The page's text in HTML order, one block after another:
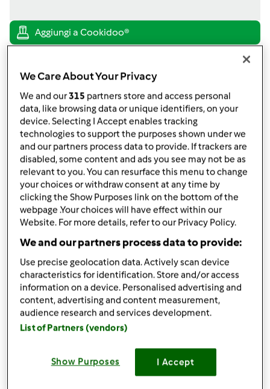
published: 16-08-2018
Aggiungi alle mie raccolte
condividi la ricetta
Crea variante
Ingredienti
SUGO ROSSO AL SALMONE
Sugo
30grammiolio extravergine di oliva
1spicchioaglio
trancio di salmone fresco,Tagliato a dadini
cucchiainosale fino
We Care About Your Privacy
We and our315 partners store and access personal
data, like browsing data or unique identifiers, on your
device. Selecting I Accept enables tracking
technologies to support the purposes shown under we
and our partners process data to provide. If trackers are
disabled, some content and ads you see may not be as
relevant to you. You can resurface this menu to change
your choices or withdraw consent at any time by
clicking the Show Purposes link on the bottom of the
webpage .Your choices will have effect within our
Website. For more details, refer to our Privacy Policy.
We and our partners process data to provide:
Use precise geolocation data. Actively scan device
characteristics for identification. Store and/or access
information on a device. Personalised advertising and
content, advertising and content measurement,
audience research and services development.
List of Partners (vendors)
Show Purposes I Accept